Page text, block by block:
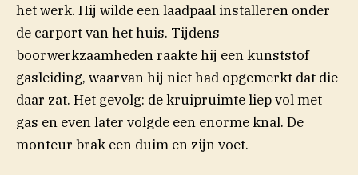
het werk. Hij wilde een laadpaal installeren onder
de carport van het huis. Tijdens
boorwerkzaamheden raakte hij een kunststof
gasleiding, waarvan hij niet had opgemerkt dat die
daar zat. Het gevolg: de kruipruimte liep vol met
gas en even later volgde een enorme knal. De
monteur brak een duim en zijn voet.